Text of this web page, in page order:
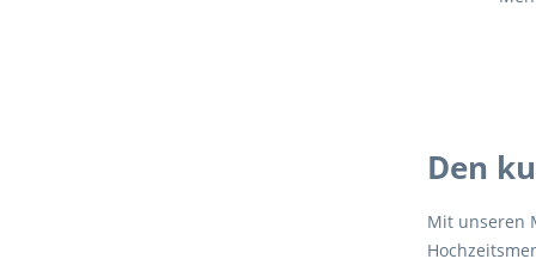
Den
Mit unseren